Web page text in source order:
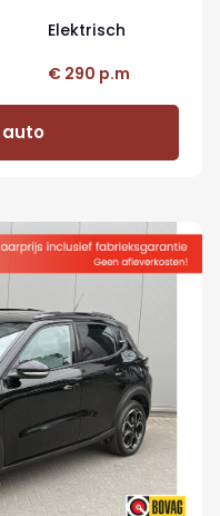
Elektrisch
€ 290 p.m
auto